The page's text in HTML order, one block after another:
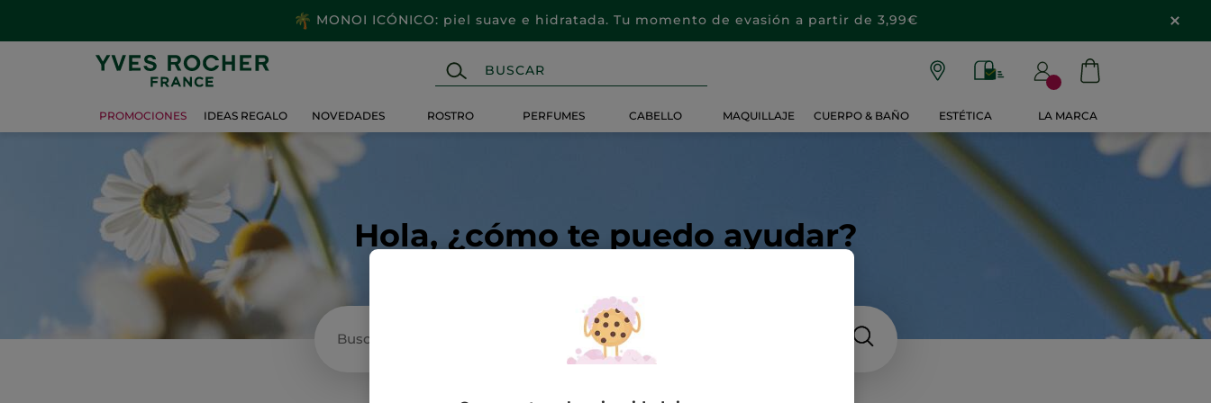
MONOI ICÓNICO: piel suave e hidratada. Tu momento de evasión a partir de 3,99€
PROMOCIONES IDEAS REGALO NOVEDADES ROSTRO PERFUMES CABELLO MAQUILLAJE CUERPO & BAÑO ESTÉTICA LA MARCA
Hola, ¿cómo te puedo ayudar?